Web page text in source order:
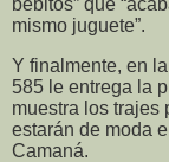
bebitos” que
mismo juguete”.
Y finalmente, en
585 le entrega la
muestra los trajes
estarán de moda
Camaná.